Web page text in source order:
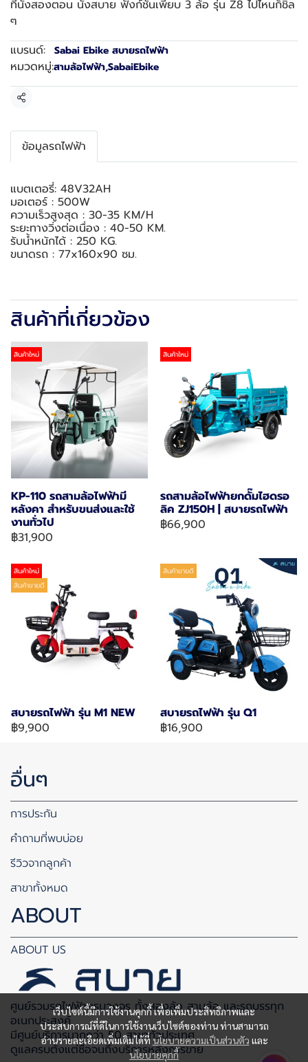
ที่นั่งสองตอน นั่งสบาย ฟังก์ชันเพียบ 3 ล้อ รุ่น Z8 ไปไหนก็ชิล
ๆ
แบรนด์:
Sabai Ebike สบายรถไฟฟ้า
หมวดหมู่:สามล้อไฟฟ้า,SabaiEbike
แชร์
ข้อมูลรถไฟฟ้า
แบตเตอรี่: 48V32AH
มอเตอร์ : 500W
ความเร็วสูงสุด : 30-35 KM/H
ระยะทางวิ่งต่อเนื่อง : 40-50 KM.
รับน้ำหนักได้ : 250 KG.
ขนาดรถ : 77x160x90 ซม.
สินค้าที่เกี่ยวข้อง
สินค้าใหม่
KP-110 รถสามล้อไฟฟ้ามี
หลังคา สำหรับขนส่งและใช้
งานทั่วไป
฿31,900
สินค้าใหม่
รถสามล้อไฟฟ้ายกดั๊มไฮดรอ
ลิค ZJ150H | สบายรถไฟฟ้า
฿66,900
สินค้าใหม่
สินค้าขายดี
สบายรถไฟฟ้า รุ่น M1 NEW
฿9,900
สินค้าขายดี
สบายรถไฟฟ้า รุ่น Q1
฿16,900
เว็บไซต์นี้มีการใช้งานคุกกี้ เพื่อเพิ่มประสิทธิภาพและ
ประสบการณ์ที่ดีในการใช้งานเว็บไซต์ของท่าน ท่านสามารถ
อ่านรายละเอียดเพิ่มเติมได้ที่ นโยบายความเป็นส่วนตัว และ
นโยบายคุกกี้
อื่นๆ
การประกัน
คำถามที่พบบ่อย
รีวิวจากลูกค้า
สาขาทั้งหมด
ABOUT
ABOUT US
ศูนย์รวมรถไฟฟ้าครบวงจร ทั้งสองล้อ สามล้อ และรถบรรทุก
อเนกประสงค์
มีศูนย์บริการมากกว่า 50 สาขาทั่วประเทศ
ดูแลครบตั้งแต่ซื้อจนถึงบริการหลังการขาย